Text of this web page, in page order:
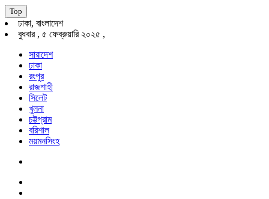
Top
ঢাকা, বাংলাদেশ
বুধবার , ৫ ফেব্রুয়ারি ২০২৫ ,
সারাদেশ
ঢাকা
রংপুর
রাজশাহী
সিলেট
খুলনা
চট্টগ্রাম
বরিশাল
ময়মনসিংহ